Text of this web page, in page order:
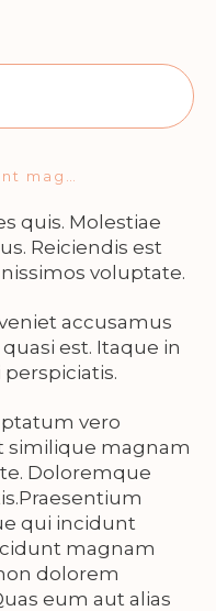
quis. Molestiae
Reiciendis est
voluptate.
accusamus
est. Itaque in
vero
similique magnam
Doloremque
qui incidunt
magnam
dolorem
eum aut alias